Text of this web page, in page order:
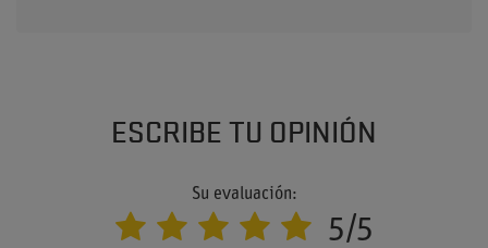
ESCRIBE TU OPINIÓN
Su evaluación:
5/5